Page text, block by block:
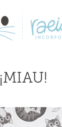
¡MIAU!